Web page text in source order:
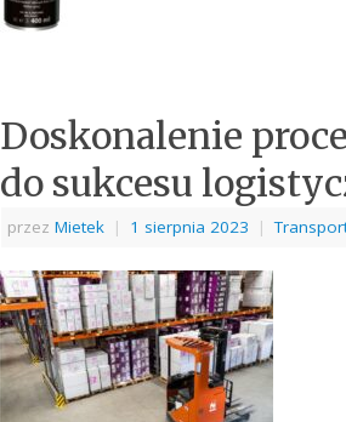
Doskonalenie
do sukcesu
przez Mietek | 1 sierpnia 2023 |